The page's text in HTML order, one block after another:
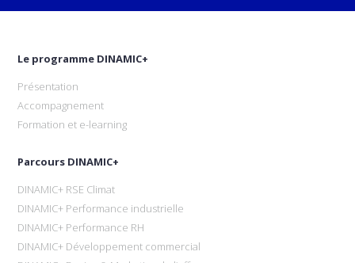
Le programme DINAMIC+
Présentation
Accompagnement
Formation et e-learning
Parcours DINAMIC+
DINAMIC+ RSE Climat
DINAMIC+ Performance industrielle
DINAMIC+ Performance RH
DINAMIC+ Développement commercial